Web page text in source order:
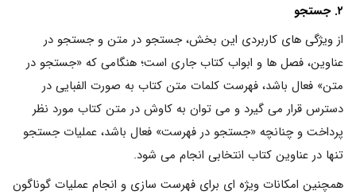
۲. جستجو
از ویژگی های کاربردی این بخش، جستجو در متن و جستجو در
عناوین، فصل ها و ابواب کتاب جاری است؛ هنگامی که «جستجو در
متن» فعال باشد، فهرست کلمات متن کتاب به صورت الفبایی در
دسترس قرار می گیرد و می توان به کاوش در متن کتاب مورد نظر
پرداخت و چنانچه «جستجو در فهرست» فعال باشد، عملیات جستجو
تنها در عناوین کتاب انتخابی انجام می شود.
همچنین امکانات ویژه ای برای فهرست سازی و انجام عملیات گوناگون